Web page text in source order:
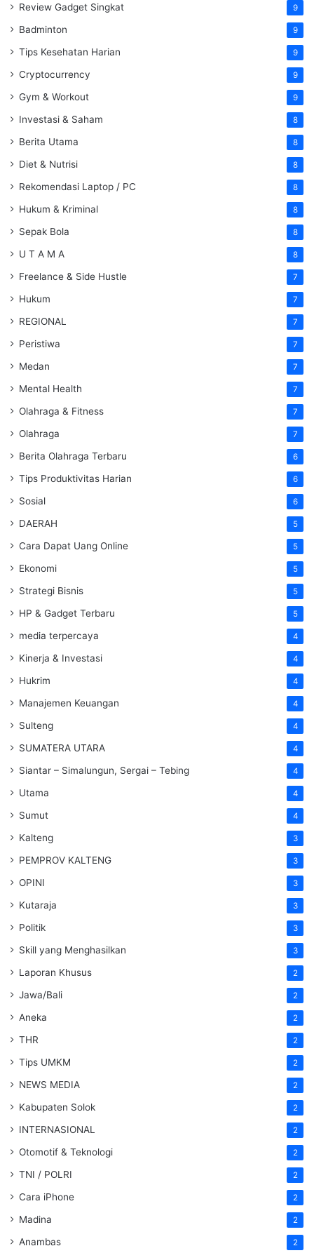
Review Gadget Singkat 9
Badminton 9
Tips Kesehatan Harian 9
Cryptocurrency 9
Gym & Workout 9
Investasi & Saham 8
Berita Utama 8
Diet & Nutrisi 8
Rekomendasi Laptop / PC 8
Hukum & Kriminal 8
Sepak Bola 8
U T A M A 8
Freelance & Side Hustle 7
Hukum 7
REGIONAL 7
Peristiwa 7
Medan 7
Mental Health 7
Olahraga & Fitness 7
Olahraga 7
Berita Olahraga Terbaru 6
Tips Produktivitas Harian 6
Sosial 6
DAERAH 5
Cara Dapat Uang Online 5
Ekonomi 5
Strategi Bisnis 5
HP & Gadget Terbaru 5
media terpercaya 4
Kinerja & Investasi 4
Hukrim 4
Manajemen Keuangan 4
Sulteng 4
SUMATERA UTARA 4
Siantar – Simalungun, Sergai – Tebing 4
Utama 4
Sumut 4
Kalteng 3
PEMPROV KALTENG 3
OPINI 3
Kutaraja 3
Politik 3
Skill yang Menghasilkan 3
Laporan Khusus 2
Jawa/Bali 2
Aneka 2
THR 2
Tips UMKM 2
NEWS MEDIA 2
Kabupaten Solok 2
INTERNASIONAL 2
Otomotif & Teknologi 2
TNI / POLRI 2
Cara iPhone 2
Madina 2
Anambas 2